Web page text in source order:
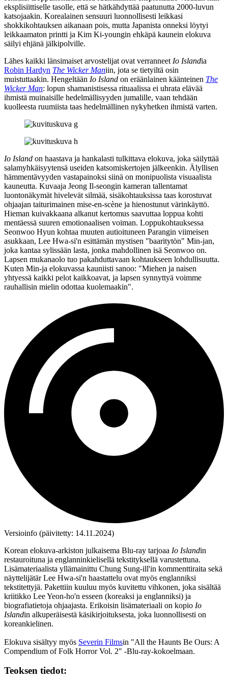
eksplisiittiselle tasolle, että se hätkähdyttää paatunutta 2000‑luvun
katsojaakin. Korealainen sensuuri luonnollisesti leikkasi
shokkikohtauksen aikanaan pois, mutta Japanista onneksi löytyi
leikkaamaton printti ja Kim Ki‑youngin ehkäpä kaunein elokuva
säilyi ehjänä jälkipolville.
Lähes kaikki länsimaiset arvostelijat ovat verranneet Io Islandia
Robin Hardyn The Wicker Maniin, jota se tietyiltä osin
muistuttaakin. Hengeltään Io Island on eräänlainen käänteinen The
Wicker Man: lopun shamanistisessa rituaalissa ei uhrata elävää
ihmistä muinaisille hedelmällisyyden jumalille, vaan tehdään
kuolleesta ruumiista taas hedelmällinen nykyhetken ihmistä varten.
Io Island on haastava ja hankalasti tulkittava elokuva, joka säilyttää
salamyhkäisyytensä useiden katsomiskertojen jälkeenkin. Älyllisen
hämmentävyyden vastapainoksi siinä on monipuolista visuaalista
kauneutta. Kuvaaja Jeong Il‑seongin kameran tallentamat
luontonäkymät hivelevät silmää, sisäkohtauksissa taas korostuvat
ohjaajan taiturimainen mise‑en‑scène ja hienostunut värinkäyttö.
Hieman kuivakkaana alkanut kertomus saavuttaa loppua kohti
mentäessä suuren emotionaalisen voiman. Loppukohtauksessa
Seonwoo Hyun kohtaa muuten autioituneen Parangin viimeisen
asukkaan, Lee Hwa‑si'n esittämän mystisen "baaritytön" Min‑jan,
joka kantaa sylissään lasta, jonka mahdollinen isä Seonwoo on.
Lapsen mukanaolo tuo pakahduttavaan kohtaukseen lohdullisuutta.
Kuten Min‑ja elokuvassa kauniisti sanoo: "Miehen ja naisen
yhtyessä kaikki pelot kaikkoavat, ja lapsen synnyttyä voimme
rauhallisin mielin odottaa kuolemaakin".
Versioinfo (päivitetty: 14.11.2024)
Korean elokuva-arkiston julkaisema Blu‑ray tarjoaa Io Islandin
restauroituna ja englanninkielisellä tekstityksellä varustettuna.
Lisämateriaalista yllämainittu Chung Sung‑ill'in kommenttiraita sekä
näyttelijätär Lee Hwa‑si'n haastattelu ovat myös englanniksi
tekstitettyjä. Pakettiin kuuluu myös kuvitettu vihkonen, joka sisältää
kriitikko Lee Yeon-ho'n esseen (koreaksi ja englanniksi) ja
biografiatietoja ohjaajasta. Erikoisin lisämateriaali on kopio Io
Islandin alkuperäisestä käsikirjoituksesta, joka luonnollisesti on
koreankielinen.
Elokuva sisältyy myös Severin Filmsin "All the Haunts Be Ours: A
Compendium of Folk Horror Vol. 2" ‑Blu‑ray-kokoelmaan.
Teoksen tiedot: